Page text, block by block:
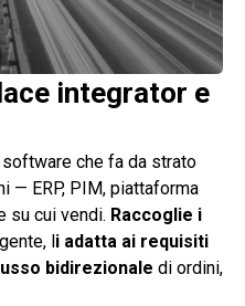
integrator e
che fa da strato
— ERP, PIM, piattaforma
su cui vendi. Raccoglie i
li adatta ai requisiti
bidirezionale di ordini,